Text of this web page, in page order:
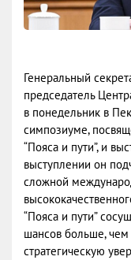
Генеральный
председатель
в понедельник в
симпозиуме,
“Пояса и пути”, и
выступлении он
сложной
“Пояса и пути”
шансов больше,
стратегическую